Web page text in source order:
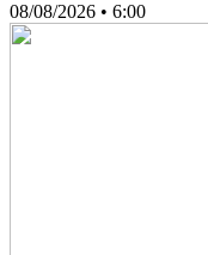
08/08/2026 • 6:00